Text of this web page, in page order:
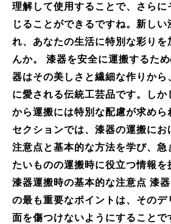
理解して使用することで、さらに
じることができるですね。新しい
れ、あなたの生活に特別な彩りを
んか。 漆器を安全に運搬するた
器はその美しさと繊細な作りから
に愛される伝統工芸品です。しか
から運搬には特別な配慮が求めら
セクションでは、漆器の運搬にお
注意点と基本的な方法を学び、急
たいものの運搬時に役立つ情報を
漆器運搬時の基本的な注意点 漆
の最も重要なポイントは、そのデ
面を傷つけないようにすることで